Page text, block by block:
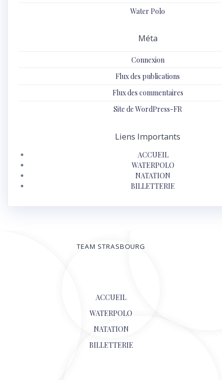
Water Polo
Méta
Connexion
Flux des publications
Flux des commentaires
Site de WordPress-FR
Liens Importants
ACCUEIL
WATERPOLO
NATATION
BILLETTERIE
TEAM STRASBOURG
ACCUEIL
WATERPOLO
NATATION
BILLETTERIE